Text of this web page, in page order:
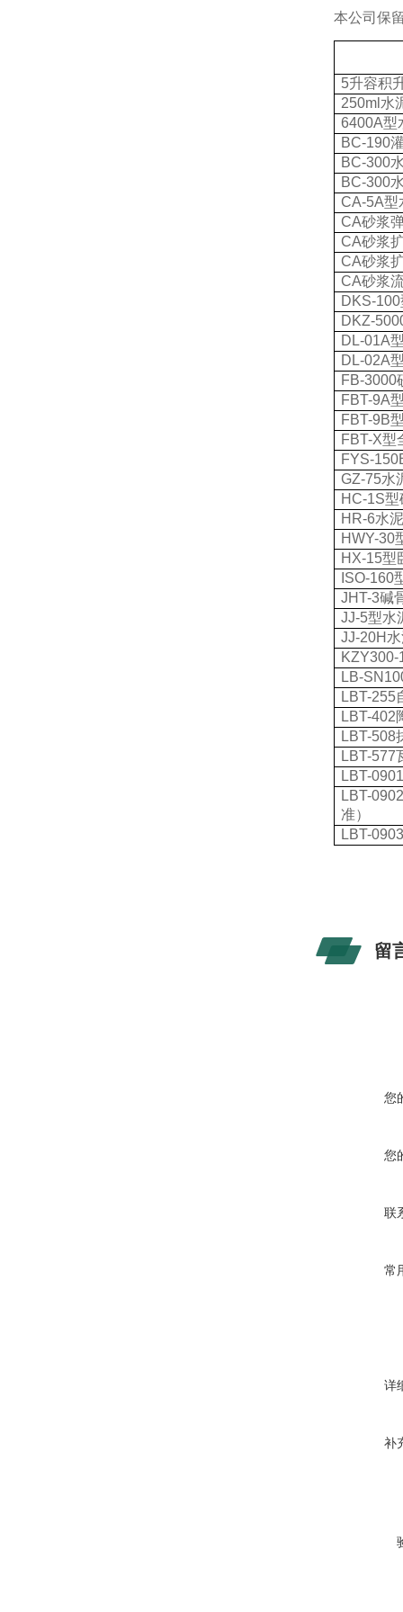
本公司保
5升容积
250ml 水
6400A型
BC-190
BC-300
BC-300
CA-5A型
CA砂浆
CA砂浆
CA砂浆
CA砂浆
DKS-100
DKZ-
DL-01A
DL-02A
FB-3000
FBT-9A
FBT-9B
FBT-X型
FYS-
GZ-75水
HC-1S型
HR-6水
HWY-30
HX-15型
ISO-160
JHT-3碱
JJ-5型水
JJ-20H
KZY300-
LB-
LBT-255
LBT-402
LBT-508
LBT-577
LBT-
LBT-
准）
LBT-
留
您
您
联
常
详
补